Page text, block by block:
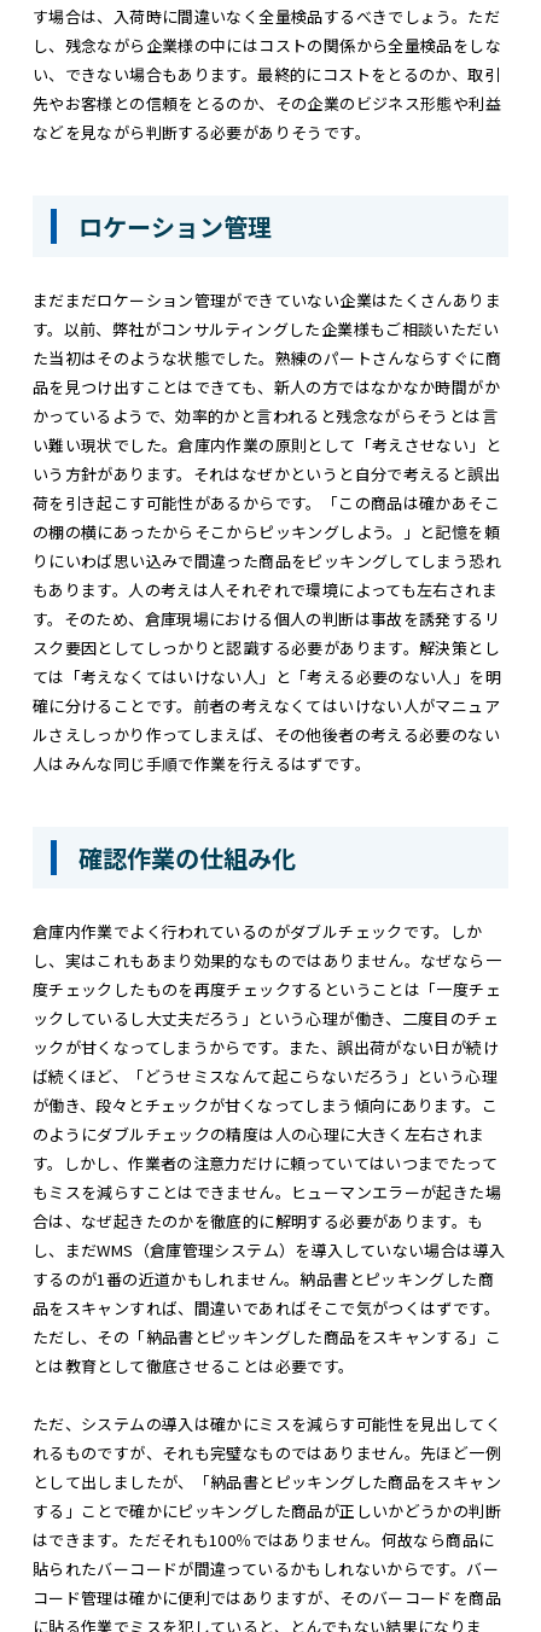
す場合は、入荷時に間違いなく全量検品するべきでしょう。ただ
し、残念ながら企業様の中にはコストの関係から全量検品をしな
い、できない場合もあります。最終的にコストをとるのか、取引
先やお客様との信頼をとるのか、その企業のビジネス形態や利益
などを見ながら判断する必要がありそうです。
ロケーション管理
まだまだロケーション管理ができていない企業はたくさんありま
す。以前、弊社がコンサルティングした企業様もご相談いただい
た当初はそのような状態でした。熟練のパートさんならすぐに商
品を見つけ出すことはできても、新人の方ではなかなか時間がか
かっているようで、効率的かと言われると残念ながらそうとは言
い難い現状でした。倉庫内作業の原則として「考えさせない」と
いう方針があります。それはなぜかというと自分で考えると誤出
荷を引き起こす可能性があるからです。「この商品は確かあそこ
の棚の横にあったからそこからピッキングしよう。」と記憶を頼
りにいわば思い込みで間違った商品をピッキングしてしまう恐れ
もあります。人の考えは人それぞれで環境によっても左右されま
す。そのため、倉庫現場における個人の判断は事故を誘発するリ
スク要因としてしっかりと認識する必要があります。解決策とし
ては「考えなくてはいけない人」と「考える必要のない人」を明
確に分けることです。前者の考えなくてはいけない人がマニュア
ルさえしっかり作ってしまえば、その他後者の考える必要のない
人はみんな同じ手順で作業を行えるはずです。
確認作業の仕組み化
倉庫内作業でよく行われているのがダブルチェックです。しか
し、実はこれもあまり効果的なものではありません。なぜなら一
度チェックしたものを再度チェックするということは「一度チェ
ックしているし大丈夫だろう」という心理が働き、二度目のチェ
ックが甘くなってしまうからです。また、誤出荷がない日が続け
ば続くほど、「どうせミスなんて起こらないだろう」という心理
が働き、段々とチェックが甘くなってしまう傾向にあります。こ
のようにダブルチェックの精度は人の心理に大きく左右されま
す。しかし、作業者の注意力だけに頼っていてはいつまでたって
もミスを減らすことはできません。ヒューマンエラーが起きた場
合は、なぜ起きたのかを徹底的に解明する必要があります。も
し、まだWMS（倉庫管理システム）を導入していない場合は導入
するのが1番の近道かもしれません。納品書とピッキングした商
品をスキャンすれば、間違いであればそこで気がつくはずです。
ただし、その「納品書とピッキングした商品をスキャンする」こ
とは教育として徹底させることは必要です。
ただ、システムの導入は確かにミスを減らす可能性を見出してく
れるものですが、それも完璧なものではありません。先ほど一例
として出しましたが、「納品書とピッキングした商品をスキャン
する」ことで確かにピッキングした商品が正しいかどうかの判断
はできます。ただそれも100％ではありません。何故なら商品に
貼られたバーコードが間違っているかもしれないからです。バー
コード管理は確かに便利ではありますが、そのバーコードを商品
に貼る作業でミスを犯していると、とんでもない結果になりま